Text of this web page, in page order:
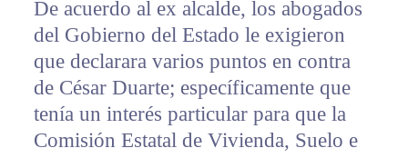
De acuerdo al ex alcalde, los abogados
del Gobierno del Estado le exigieron
que declarara varios puntos en contra
de César Duarte; específicamente que
tenía un interés particular para que la
Comisión Estatal de Vivienda, Suelo e